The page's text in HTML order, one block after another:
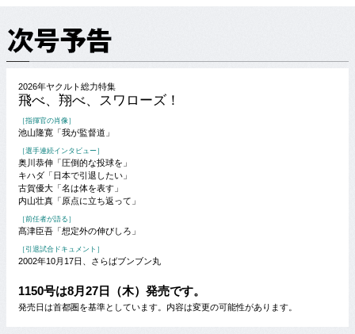
2026年ヤクルト総力特集
飛べ、翔べ、スワローズ！
［指揮官の肖像］
池山隆寛「我が監督道」
［選手連続インタビュー］
奥川恭伸「圧倒的な投球を」
キハダ「日本で引退したい」
古賀優大「名は体を表す」
内山壮真「原点に立ち返って」
［前任者が語る］
髙津臣吾「想定外の伸びしろ」
［引退試合ドキュメント］
2002年10月17日、さらばブンブン丸
1150号は8月27日（木）発売です。
発売日は首都圏を基準としています。内容は変更の可能性があります。